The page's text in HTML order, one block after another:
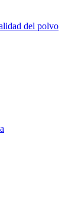
del polvo